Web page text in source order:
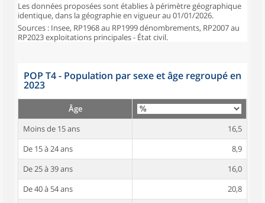
Les données proposées sont établies à périmètre géographique
identique, dans la géographie en vigueur au 01/01/2026.
Sources : Insee, RP1968 au RP1999 dénombrements, RP2007 au
RP2023 exploitations principales - État civil.
POP T4 - Population par sexe et âge regroupé en
2023
Âge
Moins de 15 ans
16,5
De 15 à 24 ans
8,9
De 25 à 39 ans
16,0
De 40 à 54 ans
20,8